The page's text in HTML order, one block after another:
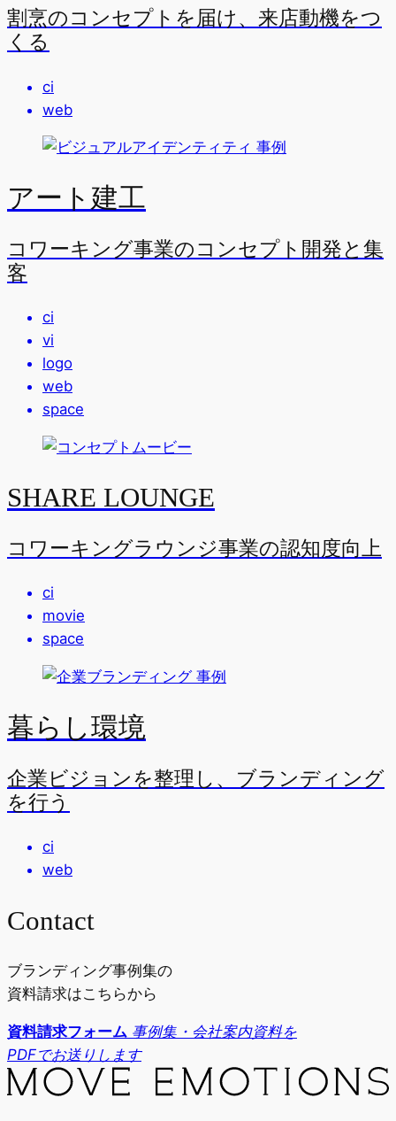
割烹のコンセプトを届け、来店動機をつ
くる
ci
web
アート建工
コワーキング事業のコンセプト開発と集
客
ci
vi
logo
web
space
SHARE LOUNGE
コワーキングラウンジ事業の認知度向上
ci
movie
space
暮らし環境
企業ビジョンを整理し、ブランディング
を行う
ci
web
Contact
ブランディング事例集の
資料請求はこちらから
資料請求フォーム 事例集・会社案内資料を
PDFでお送りします